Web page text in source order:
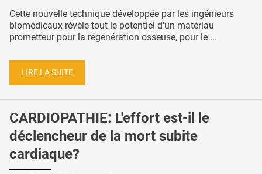
Cette nouvelle technique développée par les ingénieurs
biomédicaux révèle tout le potentiel d'un matériau
prometteur pour la régénération osseuse, pour le ...
LIRE LA SUITE
CARDIOPATHIE: L'effort est-il le
déclencheur de la mort subite
cardiaque?